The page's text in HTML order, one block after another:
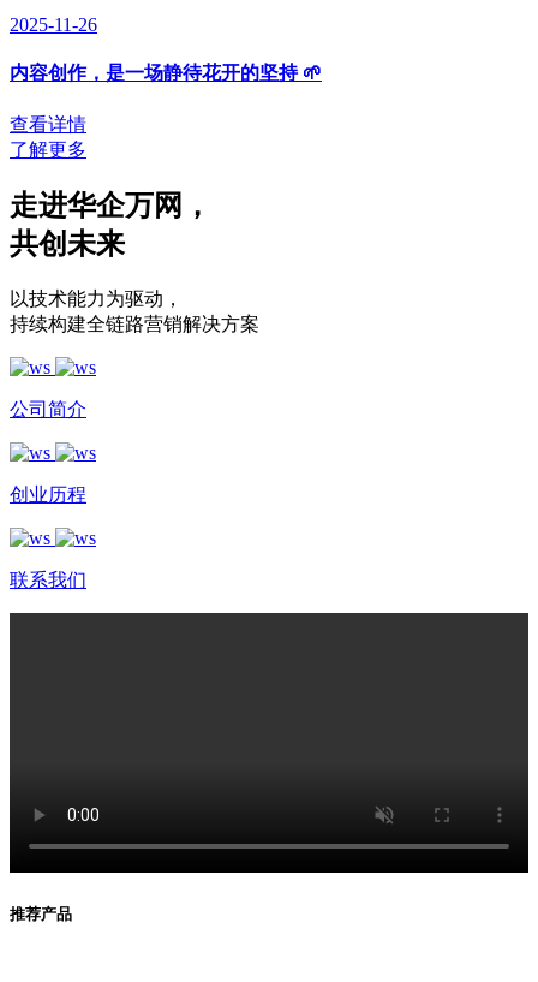
2025-11-26
内容创作，是一场静待花开的坚持 🌱
查看详情
了解更多
走进华企万网 ，
共创未来
以技术能力为驱动 ，
持续构建全链路营销解决方案
公司简介
创业历程
联系我们
推荐产品